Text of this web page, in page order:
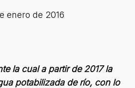
enero de 2016
la cual a partir de 2017 la
potabilizada de río, con lo